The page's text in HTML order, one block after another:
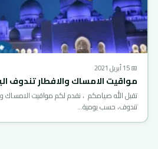
📅 15 أبريل 2021
مواقيت الامساك والافطار تندوف
تندوف، حسب يومية…